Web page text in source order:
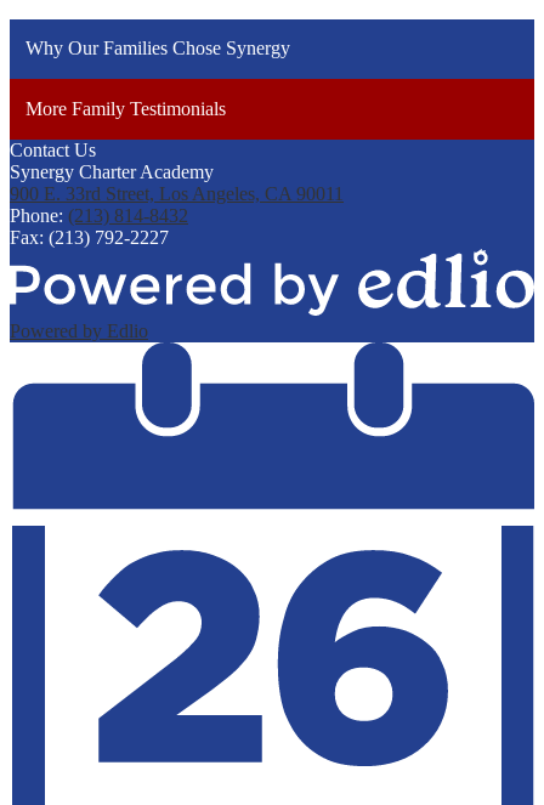
Why Our Families Chose Synergy
More Family Testimonials
Contact Us
Synergy Charter Academy
900 E. 33rd Street, Los Angeles, CA 90011
Phone: (213) 814-8432
Fax: (213) 792-2227
Powered by Edlio